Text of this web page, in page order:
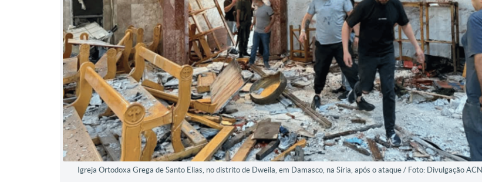
Igreja Ortodoxa Grega de Santo Elias, no distrito de Dweila, em Damasco, na Síria, após o ataque / Foto: Divulgação ACN